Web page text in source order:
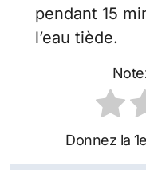
pendant 15
l’eau tiède.
Donnez la